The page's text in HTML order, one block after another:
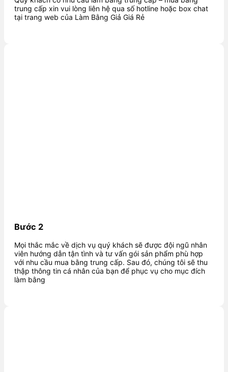
trung cấp xin vui lòng liên hệ qua số hotline hoặc box chat
tại trang web của Làm Bằng Giả Giá Rẻ
Bước 2
Mọi thắc mắc về dịch vụ quý khách sẽ được đội ngũ nhân
viên hướng dẫn tận tình và tư vấn gói sản phẩm phù hợp
với nhu cầu mua bằng trung cấp. Sau đó, chúng tôi sẽ thu
thập thông tin cá nhân của bạn để phục vụ cho mục đích
làm bằng